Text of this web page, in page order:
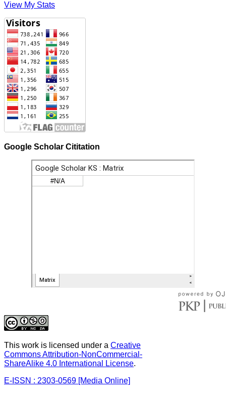
View My Stats
Google Scholar Cititation
This work is licensed under a Creative
Commons Attribution-NonCommercial-
ShareAlike 4.0 International License.
E-ISSN : 2303-0569 [Media Online]